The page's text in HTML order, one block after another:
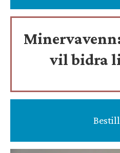
vil bidra